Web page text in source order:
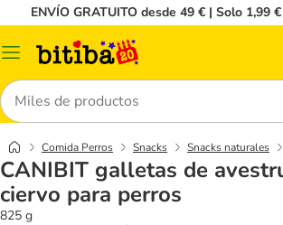
ENVÍO GRATUITO desde 49 € | Solo 1,99
Menú
Buscar
Comida Perros Snacks Snacks naturales
CANIBIT galletas de
ciervo para perros
825 g